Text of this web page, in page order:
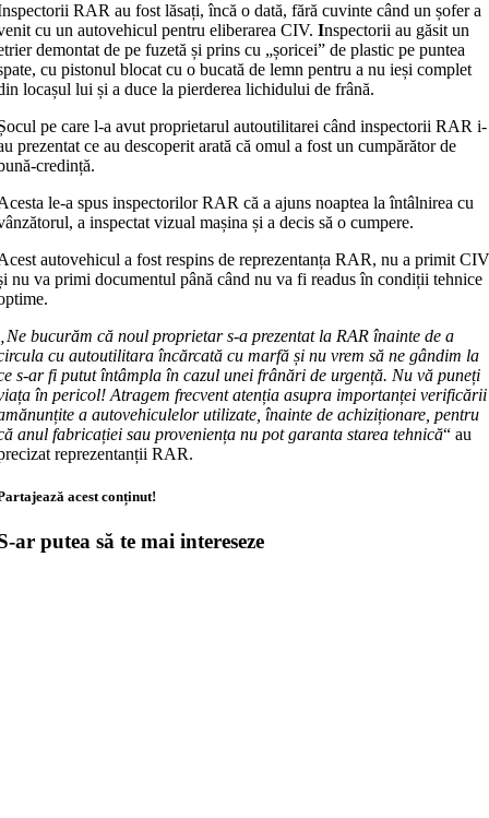
RAR au fost lăsați, încă o dată, fără cuvinte când un șofer a
cu un autovehicul pentru eliberarea CIV.Inspectorii au găsit un
demontat de pe fuzetă și prins cu „șoricei” de plastic pe puntea
cu pistonul blocat cu o bucată de lemn pentru a nu ieși complet
locașul lui și a duce la pierderea lichidului de frână.
pe care l-a avut proprietarul autoutilitarei când inspectorii RAR i-
prezentat ce au descoperit arată că omul a fost un cumpărător de
credință.
le-a spus inspectorilor RAR că a ajuns noaptea la întâlnirea cu
a inspectat vizual mașina și a decis să o cumpere.
autovehicul a fost respins de reprezentanța RAR, nu a primit
nu va primi documentul până când nu va fi readus în condiții tehnice
bucurăm că noul proprietar s-a prezentat la RAR înainte de a
cu autoutilitara încărcată cu marfă și nu vrem să ne gândim la
s-ar fi putut întâmpla în cazul unei frânări de urgență. Nu vă puneți
în pericol! Atragem frecvent atenția asupra importanței verificării
a autovehiculelor utilizate, înainte de achiziționare, pentru
anul fabricației sau proveniența nu pot garanta starea tehnică“ au
reprezentanții RAR.
acest conținut!
ar putea să te mai intereseze